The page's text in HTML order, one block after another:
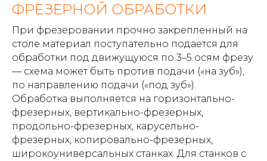
ФРЕЗЕРНОЙ ОБРАБОТКИ
При фрезеровании прочно закрепленный на
столе материал поступательно подается для
обработки под движущуюся по 3–5 осям фрезу
— схема может быть против подачи («на зуб»),
по направлению подачи («под зуб»).
Обработка выполняется на горизонтально-
фрезерных, вертикально-фрезерных,
продольно-фрезерных, карусельно-
фрезерных, копировально-фрезерных,
широкоуниверсальных станках. Для станков с